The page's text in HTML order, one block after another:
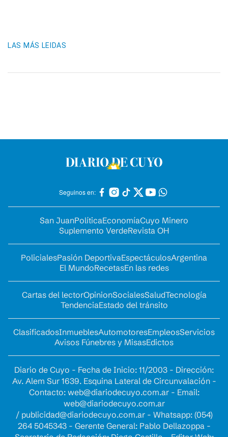
LAS MÁS LEIDAS
Seguinos en:
San JuanPolíticaEconomíaCuyo Minero
Suplemento VerdeRevista OH
PolicialesPasión DeportivaEspectáculosArgentina
El MundoRecetasEn las redes
Cartas del lectorOpinionSocialesSaludTecnología
TendenciaEstado del tránsito
ClasificadosInmueblesAutomotoresEmpleosServicios
Avisos Fúnebres y MisasEdictos
Diario de Cuyo - Fecha de Inicio: 11/2003 - Dirección:
Av. Alem Sur 1639. Esquina Lateral de Circunvalación -
Contacto: web@diariodecuyo.com.ar- Email:
web@diariodecuyo.com.ar
/ publicidad@diariodecuyo.com.ar- Whatsapp: (054)
264 5045343 - Gerente General: Pablo Dellazoppa -